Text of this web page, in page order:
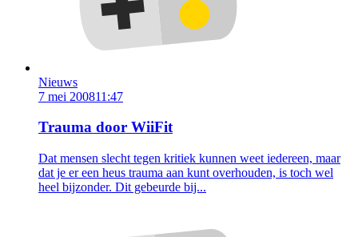
Nieuws
7 mei 200811:47
Trauma door WiiFit
Dat mensen slecht tegen kritiek kunnen weet iedereen, maar
dat je er een heus trauma aan kunt overhouden, is toch wel
heel bijzonder. Dit gebeurde bij...